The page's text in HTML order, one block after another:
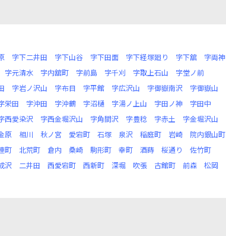
字下二井田 字下山谷 字下田面 字下経塚廻り 字下舘
字両神
字元清水 字内舘町 字前島 字千刈 字取上石山
字堂ノ前
字岩ノ沢山 字布目 字平館 字広沢山 字御嶽南沢
字御嶽山
栄田 字沖田 字沖鶴 字沼樋 字湯ノ上山 字田ノ神
字田中
西愛染沢 字西金堀沢山 字角間沢 字豊稔 字赤土
字金堀沢山
原 相川 秋ノ宮 愛宕町 石塚 泉沢 稲庭町 岩崎
院内銀山町
町 北荒町 倉内 桑崎 駒形町 幸町 酒蒔 桜通り
佐竹町
沢 二井田 西愛宕町 西新町 深堀 吹張 古館町 前森
松岡